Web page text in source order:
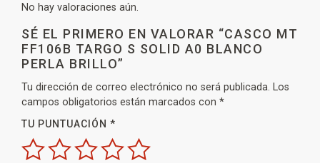
No hay valoraciones aún.
SÉ EL PRIMERO EN VALORAR “CASCO MT
FF106B TARGO S SOLID A0 BLANCO
PERLA BRILLO”
Tu dirección de correo electrónico no será publicada. Los
campos obligatorios están marcados con *
TU PUNTUACIÓN *